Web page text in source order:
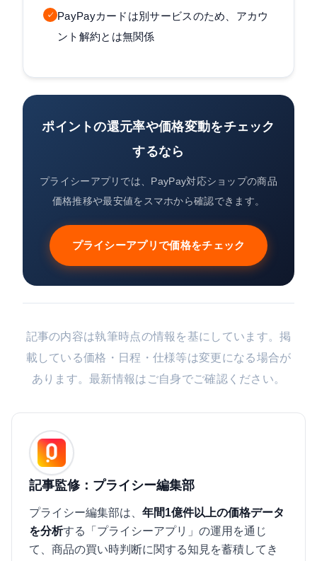
✓
PayPayカードは別サービスのため、アカウ
ント解約とは無関係
ポイントの還元率や価格変動をチェック
するなら
プライシーアプリでは、PayPay対応ショップの商品
価格推移や最安値をスマホから確認できます。
プライシーアプリで価格をチェック
記事の内容は執筆時点の情報を基にしています。掲
載している価格・日程・仕様等は変更になる場合が
あります。最新情報はご自身でご確認ください。
記事監修：プライシー編集部
プライシー編集部は、 年間1億件以上の価格データ
を分析する「プライシーアプリ」の運用を通じ
て、商品の買い時判断に関する知見を蓄積してき